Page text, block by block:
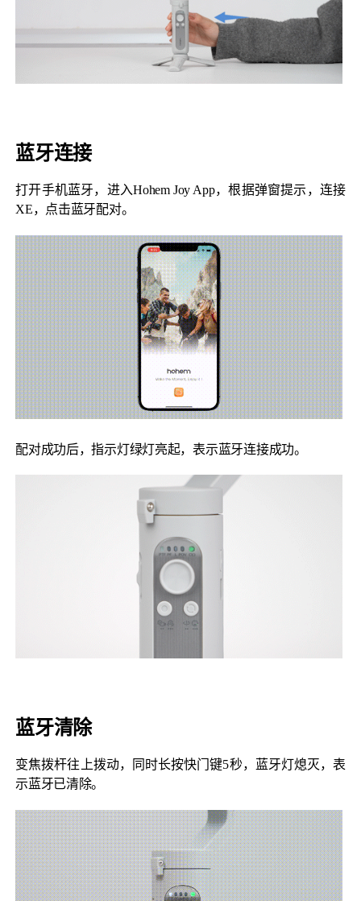
蓝牙连接
打开手机蓝牙，进入Hohem Joy App，根据弹窗提示，连接
XE，点击蓝牙配对。
配对成功后，指示灯绿灯亮起，表示蓝牙连接成功。
蓝牙清除
变焦拨杆往上拨动，同时长按快门键5秒，蓝牙灯熄灭，表
示蓝牙已清除。